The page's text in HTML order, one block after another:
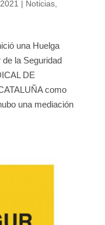
| Noticias,
una Huelga
la Seguridad
DE
como
una mediación